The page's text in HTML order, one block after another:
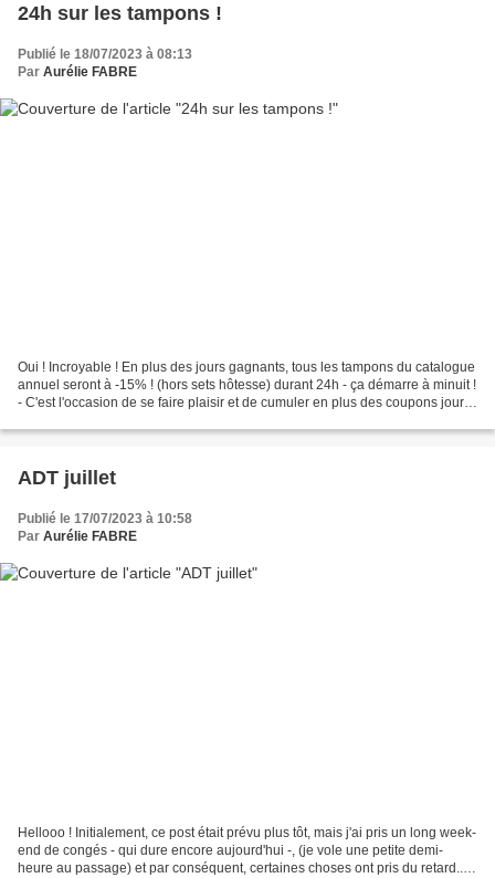
24h sur les tampons !
Publié le 18/07/2023 à 08:13
Par Aurélie FABRE
Oui ! Incroyable ! En plus des jours gagnants, tous les tampons du catalogue
annuel seront à -15% ! (hors sets hôtesse) durant 24h - ça démarre à minuit !
- C'est l'occasion de se faire plaisir et de cumuler en plus des coupons jours
ADT juillet
Publié le 17/07/2023 à 10:58
Par Aurélie FABRE
Hellooo ! Initialement, ce post était prévu plus tôt, mais j'ai pris un long week-
end de congés - qui dure encore aujourd'hui -, (je vole une petite demi-
heure au passage) et par conséquent, certaines choses ont pris du retard...